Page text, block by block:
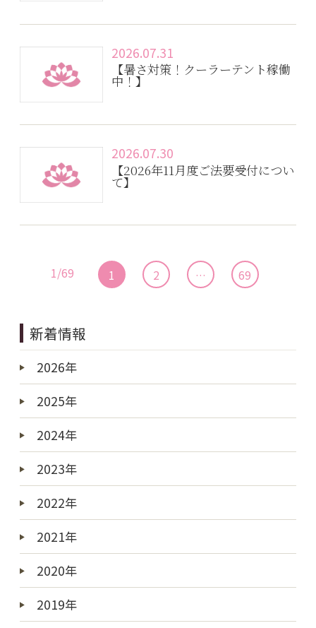
2026.07.31
【暑さ対策！クーラーテント稼働
中！】
2026.07.30
【2026年11月度ご法要受付につい
て】
1/69 1 2 … 69
新着情報
2026年
2025年
2024年
2023年
2022年
2021年
2020年
2019年